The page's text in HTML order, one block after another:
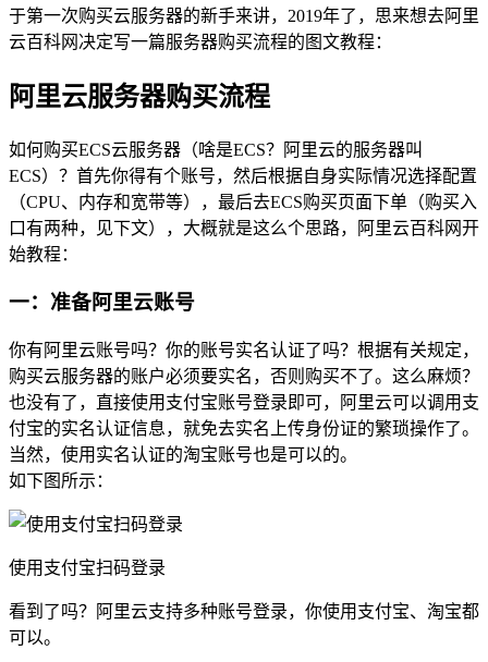
于第一次购买云服务器的新手来讲，2019年了，思来想去阿里
云百科网决定写一篇服务器购买流程的图文教程：
阿里云服务器购买流程
如何购买ECS云服务器（啥是ECS？阿里云的服务器叫
ECS）？首先你得有个账号，然后根据自身实际情况选择配置
（CPU、内存和宽带等），最后去ECS购买页面下单（购买入
口有两种，见下文），大概就是这么个思路，阿里云百科网开
始教程：
一：准备阿里云账号
你有阿里云账号吗？你的账号实名认证了吗？根据有关规定，
购买云服务器的账户必须要实名，否则购买不了。这么麻烦？
也没有了，直接使用支付宝账号登录即可，阿里云可以调用支
付宝的实名认证信息，就免去实名上传身份证的繁琐操作了。
当然，使用实名认证的淘宝账号也是可以的。
如下图所示：
使用支付宝扫码登录
看到了吗？阿里云支持多种账号登录，你使用支付宝、淘宝都
可以。